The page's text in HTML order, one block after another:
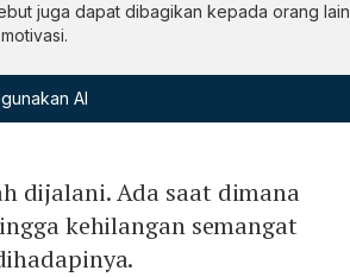
juga dapat dibagikan kepada orang lain
AI
dijalani. Ada saat dimana
kehilangan semangat